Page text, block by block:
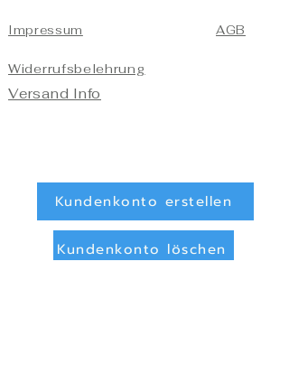
Impressum
Widerrufsbelehrung
Versand Info
AGB
Kundenkonto erstellen
Kundenkonto löschen